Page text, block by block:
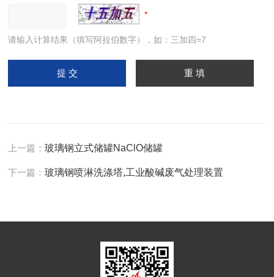
请输入计算结果（填写阿拉伯数字），如：三加四=7
上一篇：玻璃钢立式储罐NaClO储罐
下一篇：玻璃钢喷淋洗涤塔,工业酸碱废气处理装置